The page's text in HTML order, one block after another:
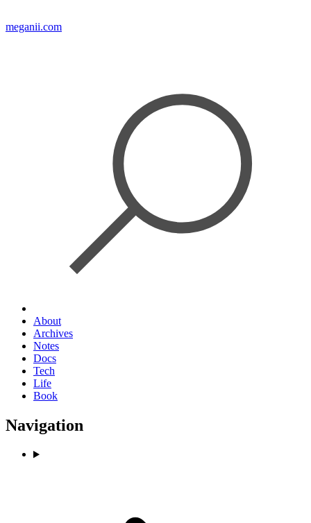
meganii.com
About
Archives
Notes
Docs
Tech
Life
Book
Navigation